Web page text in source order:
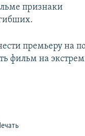
признаки
премьеру на
фильм на
Печать